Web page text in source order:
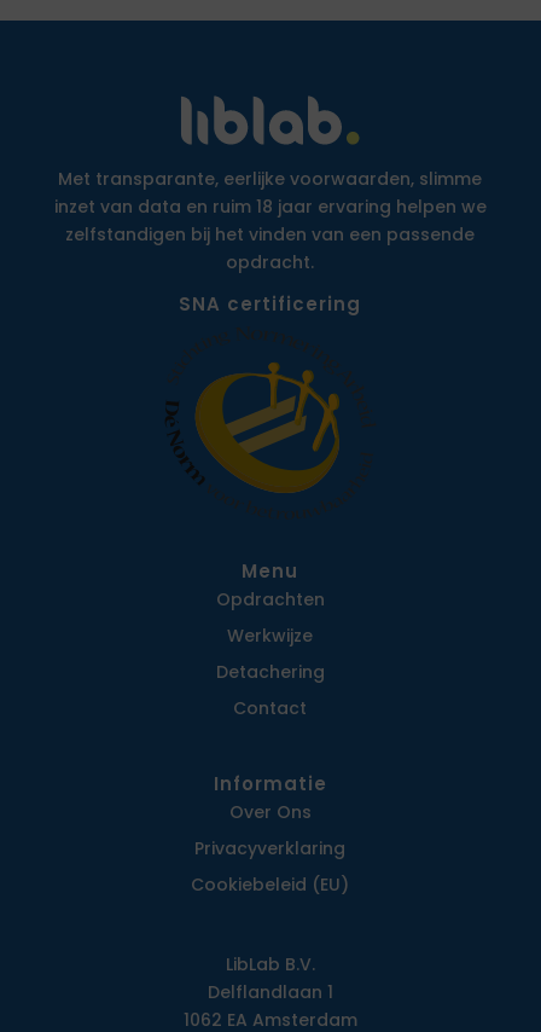
Met transparante, eerlijke voorwaarden, slimme
inzet van data en ruim 18 jaar ervaring helpen we
zelfstandigen bij het vinden van een passende
opdracht.
SNA certificering
Menu
Opdrachten
Werkwijze
Detachering
Contact
Informatie
Over Ons
Privacy­verklaring
Cookiebeleid (EU)
LibLab B.V.
Delflandlaan 1
1062 EA Amsterdam